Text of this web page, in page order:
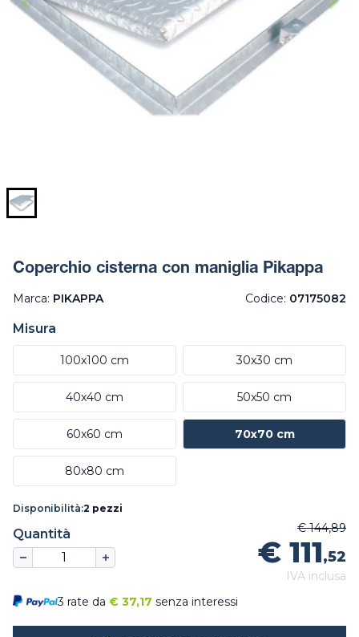
Coperchio cisterna con maniglia Pikappa
Marca: PIKAPPA Codice: 07175082
Misura
100x100 cm 30x30 cm
40x40 cm 50x50 cm
60x60 cm 70x70 cm
80x80 cm
Disponibilità:2 pezzi
Quantità € 144,89
€ 111,52
IVA inclusa
3 rate da € 37,17 senza interessi